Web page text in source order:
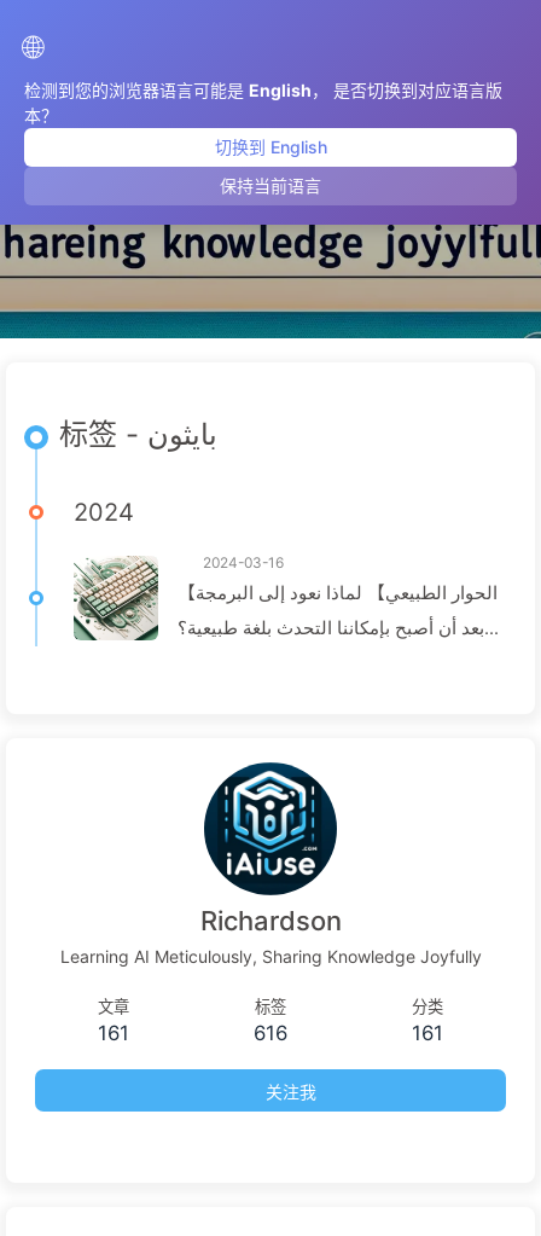
🌐
检测到您的浏览器语言可能是 English， 是否切换到对应语言版
本？
切换到 English
保持当前语言
بايثون
标签 - بايثون
2024
2024-03-16
【الحوار الطبيعي】 لماذا نعود إلى البرمجة
بعد أن أصبح بإمكاننا التحدث بلغة طبيعية؟
Richardson
Learning AI Meticulously, Sharing Knowledge Joyfully
文章
161
标签
616
分类
161
关注我